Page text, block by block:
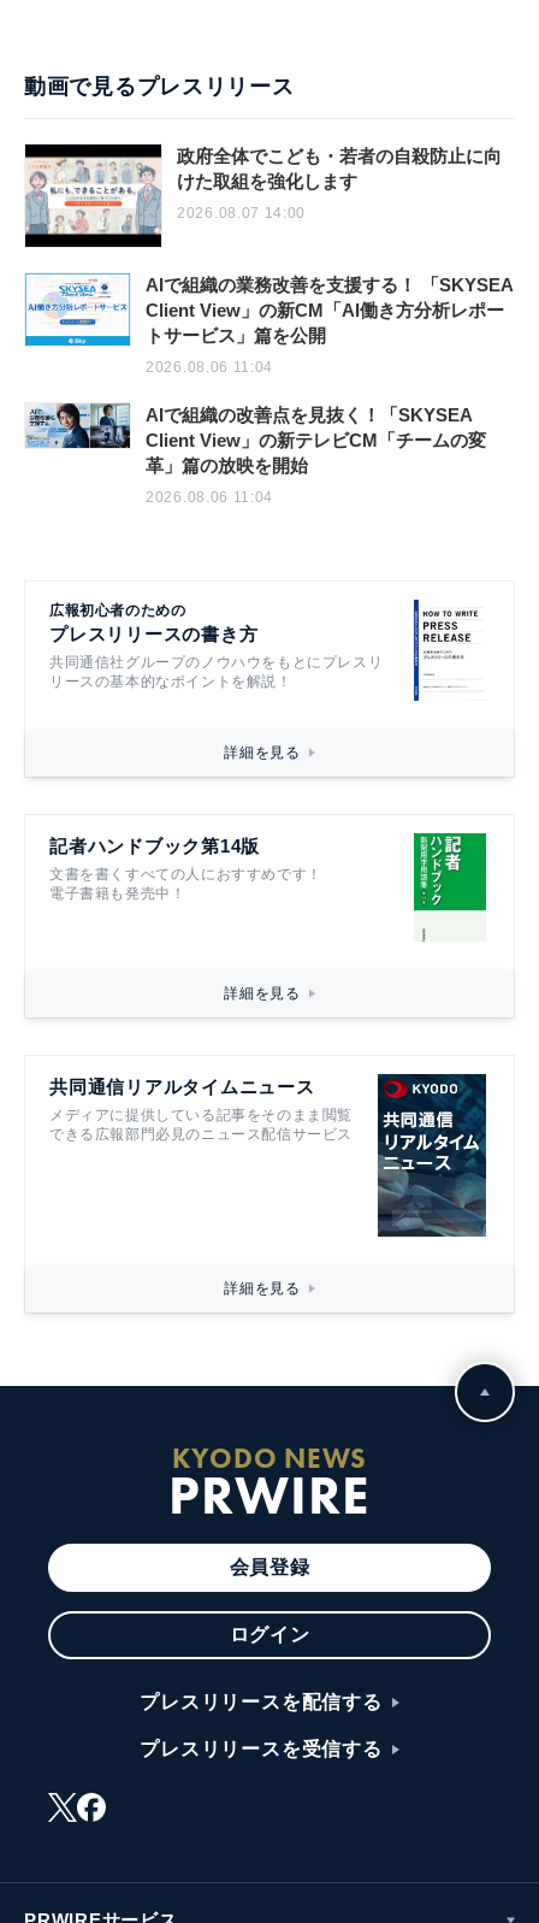
動画で見るプレスリリース
政府全体でこども・若者の自殺防止に向
けた取組を強化します
2026.08.07 14:00
AIで組織の業務改善を支援する！ 「SKYSEA
Client View」の新CM「AI働き方分析レポー
トサービス」篇を公開
2026.08.06 11:04
AIで組織の改善点を見抜く！「SKYSEA
Client View」の新テレビCM「チームの変
革」篇の放映を開始
2026.08.06 11:04
広報初心者のための
プレスリリースの書き方
共同通信社グループのノウハウをもとにプレスリ
リースの基本的なポイントを解説！
詳細を見る
記者ハンドブック第14版
文書を書くすべての人におすすめです！
電子書籍も発売中！
詳細を見る
共同通信リアルタイムニュース
メディアに提供している記事をそのまま閲覧
できる広報部門必見のニュース配信サービス
詳細を見る
KYODO NEWS
PRWIRE
会員登録
ログイン
プレスリリースを配信する
プレスリリースを受信する